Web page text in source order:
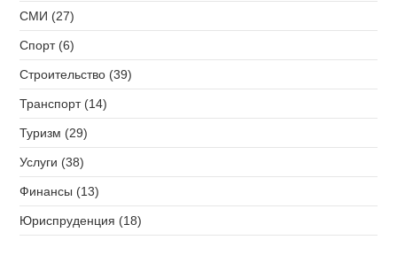
СМИ (27)
Спорт (6)
Строительство (39)
Транспорт (14)
Туризм (29)
Услуги (38)
Финансы (13)
Юриспруденция (18)